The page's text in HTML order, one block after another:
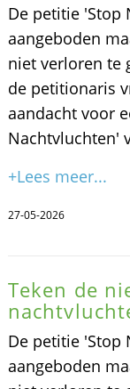
De petitie 'Stop
aangeboden
niet verloren te
de petitionaris
aandacht voor
Nachtvluchten'
+Lees meer...
27-05-2026
Teken de
De petitie 'Stop
aangeboden